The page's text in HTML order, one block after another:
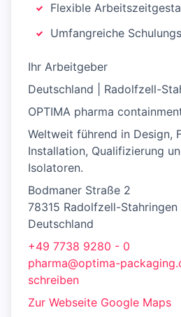
Flexible
Umfangreiche
Ihr Arbeitgeber
Deutschland | Radolfzell-
OPTIMA pharma
Weltweit führend in Design,
Installation, Qualifizierung
Isolatoren.
Bodmaner Straße 2
78315 Radolfzell-Stahringen
Deutschland
+49 7738 9280 - 0
pharma@optima-
schreiben
Zur Webseite Google Maps